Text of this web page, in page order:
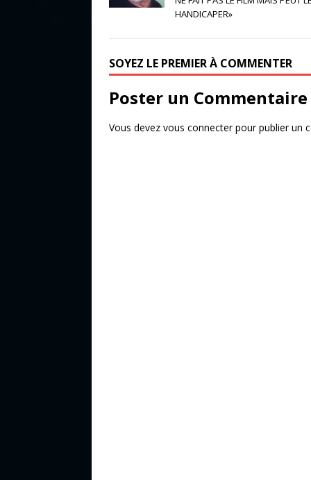
e
o
o
k
teg
r
HANDICAPER»
SOYEZ LE PREMIER À COMMENTER
Poster un Commentaire
Vous devez vous connecterpour publier un